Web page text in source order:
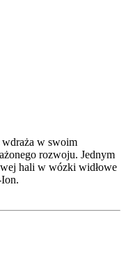
w swoim
rozwoju. Jednym
hali w wózki widłowe